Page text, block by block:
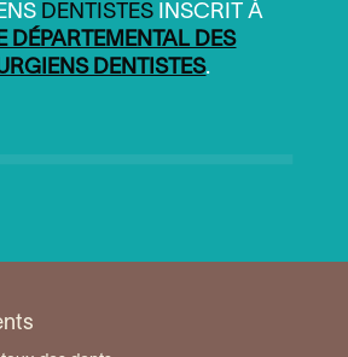
DENTISTESINSCRIT À
DÉPARTEMENTAL DES
DENTISTES.